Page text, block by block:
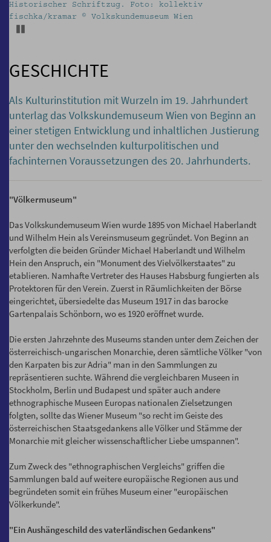
Historischer Schriftzug. Foto: kollektiv
fischka/kramar © Volkskundemuseum Wien
GESCHICHTE
Als Kulturinstitution mit Wurzeln im 19. Jahrhundert
unterlag das Volkskundemuseum Wien von Beginn an
einer stetigen Entwicklung und inhaltlichen Justierung
unter den wechselnden kulturpolitischen und
fachinternen Voraussetzungen des 20. Jahrhunderts.
"Völkermuseum"
Das Volkskundemuseum Wien wurde 1895 von Michael Haberlandt
und Wilhelm Hein als Vereinsmuseum gegründet. Von Beginn an
verfolgten die beiden Gründer Michael Haberlandt und Wilhelm
Hein den Anspruch, ein "Monument des Vielvölkerstaates" zu
etablieren. Namhafte Vertreter des Hauses Habsburg fungierten als
Protektoren für den Verein. Zuerst in Räumlichkeiten der Börse
eingerichtet, übersiedelte das Museum 1917 in das barocke
Gartenpalais Schönborn, wo es 1920 eröffnet wurde.
Die ersten Jahrzehnte des Museums standen unter dem Zeichen der
österreichisch-ungarischen Monarchie, deren sämtliche Völker "von
den Karpaten bis zur Adria" man in den Sammlungen zu
repräsentieren suchte. Während die vergleichbaren Museen in
Stockholm, Berlin und Budapest und später auch andere
ethnographische Museen Europas nationalen Zielsetzungen
folgten, sollte das Wiener Museum "so recht im Geiste des
österreichischen Staatsgedankens alle Völker und Stämme der
Monarchie mit gleicher wissenschaftlicher Liebe umspannen".
Zum Zweck des "ethnographischen Vergleichs" griffen die
Sammlungen bald auf weitere europäische Regionen aus und
begründeten somit ein frühes Museum einer "europäischen
Völkerkunde".
"Ein Aushängeschild des vaterländischen Gedankens"